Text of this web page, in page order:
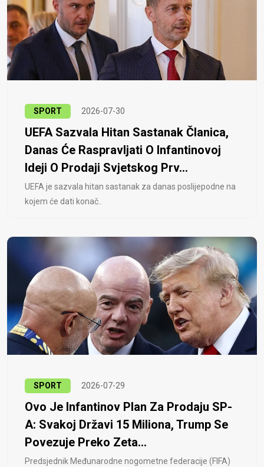
SPORT 2026-07-30
UEFA Sazvala Hitan Sastanak Članica,
Danas Će Raspravljati O Infantinovoj
Ideji O Prodaji Svjetskog Prv...
UEFA je sazvala hitan sastanak za danas poslijepodne na
kojem će dati konač..
SPORT 2026-07-29
Ovo Je Infantinov Plan Za Prodaju SP-
A: Svakoj Državi 15 Miliona, Trump Se
Povezuje Preko Zeta...
Predsjednik Međunarodne nogometne federacije (FIFA)